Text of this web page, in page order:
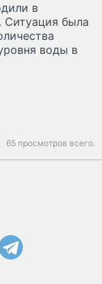
в
Ситуация была
воды в
65 просмотров всего.